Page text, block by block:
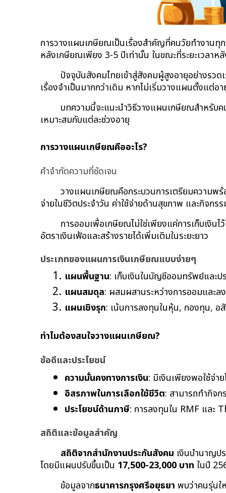
การวางแผนเกษียณเป็นเรื่องสำคัญที่คนวัยทำงานทุ
หลังเกษียณเพียง 3-5 ปีเท่านั้น ในขณะที่ระยะเวลา
ปัจจุบันสังคมไทยเข้าสู่สังคมผู้สูงอายุอย่างรว
เรื่องจำเป็นมากกว่าเดิม หากไม่เริ่มวางแผนตั้งแต่
บทความนี้จะแนะนำวิธีวางแผนเกษียณสำหรับ
เหมาะสมกับแต่ละช่วงอายุ
การวางแผนเกษียณคืออะไร?
คำจำกัดความที่ชัดเจน
วางแผนเกษียณคือกระบวนการเตรียมความพร้
จ่ายในชีวิตประจำวัน ค่าใช้จ่ายด้านสุขภาพ และกิจก
การออมเพื่อเกษียณไม่ใช่เพียงแค่การเก็บเงิน
อัตราเงินเฟ้อและสร้างรายได้เพิ่มเติมในระยะยาว
ประเภทของแผนการเงินเกษียณแบบง่ายๆ
แผนพื้นฐาน: เก็บเงินในบัญชีออมทรัพย์และป
แผนสมดุล: ผสมผสานระหว่างการออมและล
แผนเชิงรุก: เน้นการลงทุนในหุ้น, กองทุน, อ
ทำไมต้องสนใจวางแผนเกษียณ?
ข้อดีและประโยชน์
ความมั่นคงทางการเงิน: มีเงินเพียงพอใช้จ่า
อิสรภาพในการเลือกใช้ชีวิต: สามารถทำกิจ
ประโยชน์ด้านภาษี: การลงทุนใน RMF และ
สถิติและข้อมูลสำคัญ
สถิติจากสำนักงานประกันสังคม เงินบำนาญ
โดยมีแผนปรับขึ้นเป็น 17,500-23,000 บาท ในปี
ข้อมูลจากธนาคารกรุงศรีอยุธยา พบว่าคนรุ่นใ